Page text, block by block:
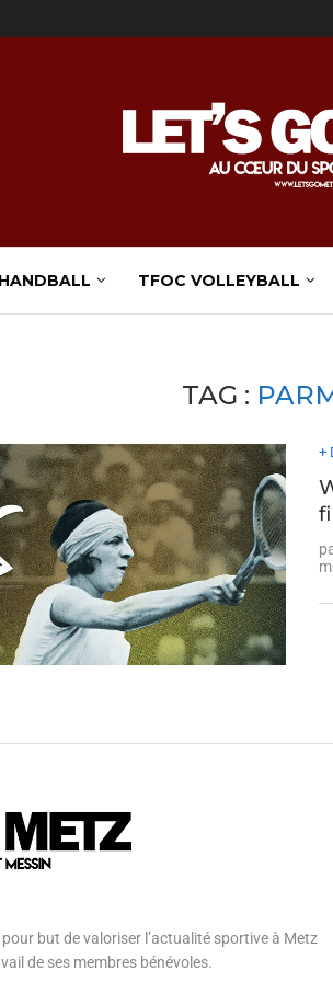
TFOC VOLLEYBALL
TAG :
+
but de valoriser l’actualité sportive à Metz
de ses membres bénévoles.